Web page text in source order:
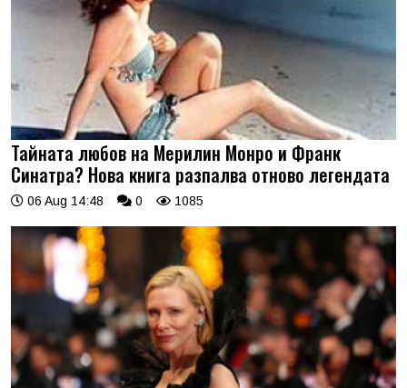
Тайната любов на Мерилин Монро и Франк
Синатра? Нова книга разпалва отново легендата
06 Aug 14:48 0 1085